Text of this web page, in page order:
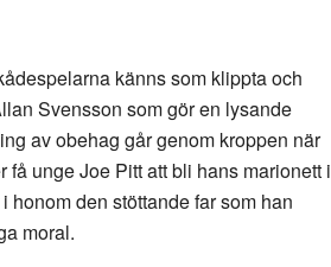
känns som klippta och
Svensson som gör en lysande
av obehag går genom kroppen när
få unge Joe Pitt att bli hans marionett i
honom den stöttande far som han
moral.